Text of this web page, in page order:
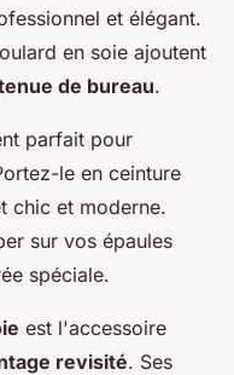
et élégant.
en soie ajoutent
de bureau.
parfait pour
le en ceinture
chic et moderne.
sur vos épaules
spéciale.
est l'accessoire
revisité. Ses